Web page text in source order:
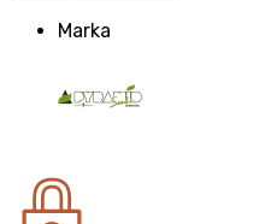
Marka